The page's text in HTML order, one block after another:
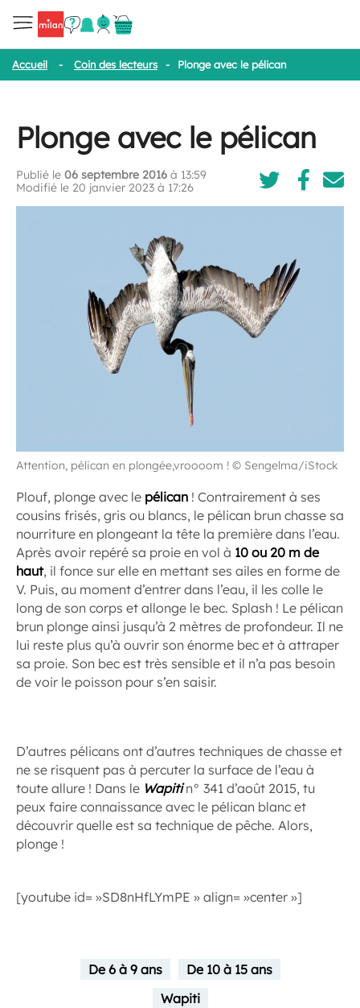
Accueil - Coin des lecteurs - Plonge avec le pélican
Plonge avec le pélican
Publié le 06 septembre 2016 à 13:59
Modifié le 20 janvier 2023 à 17:26
Attention, pélican en plongée,vroooom ! © Sengelma/iStock
Plouf, plonge avec le pélican ! Contrairement à ses
cousins frisés, gris ou blancs, le pélican brun chasse sa
nourriture en plongeant la tête la première dans l’eau.
Après avoir repéré sa proie en vol à 10 ou 20 m de
haut, il fonce sur elle en mettant ses ailes en forme de
V. Puis, au moment d’entrer dans l’eau, il les colle le
long de son corps et allonge le bec. Splash ! Le pélican
brun plonge ainsi jusqu’à 2 mètres de profondeur. Il ne
lui reste plus qu’à ouvrir son énorme bec et à attraper
sa proie. Son bec est très sensible et il n’a pas besoin
de voir le poisson pour s’en saisir.
D’autres pélicans ont d’autres techniques de chasse et
ne se risquent pas à percuter la surface de l’eau à
toute allure ! Dans le Wapitin° 341 d’août 2015, tu
peux faire connaissance avec le pélican blanc et
découvrir quelle est sa technique de pêche. Alors,
plonge !
[youtube id= »SD8nHfLYmPE » align= »center »]
De 6 à 9 ans
De 10 à 15 ans
Wapiti